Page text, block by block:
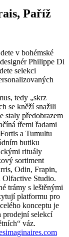
Paříž
v bohémské
Philippe Di
selekci
tedy „skrz
se kněží snažili
staly předobrazem
třemi řadami
a Tumultu
butiku
rituály
sortiment
Odin, Frapin,
Olfactive Studio.
trámy s leštěnými
platformu pro
konceptu je
selekcí
váz.